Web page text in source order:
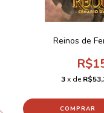
Reinos de
3x de